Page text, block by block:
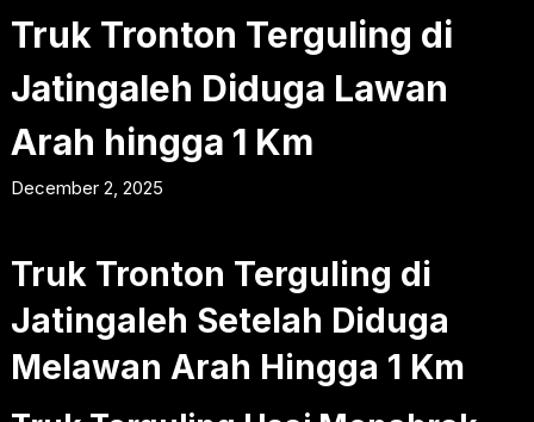
Truk Tronton Terguling di
Jatingaleh Diduga Lawan
Arah hingga 1 Km
December 2, 2025
Truk Tronton Terguling di
Jatingaleh Setelah Diduga
Melawan Arah Hingga 1 Km